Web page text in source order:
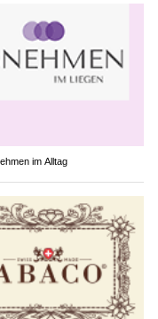
im Alltag